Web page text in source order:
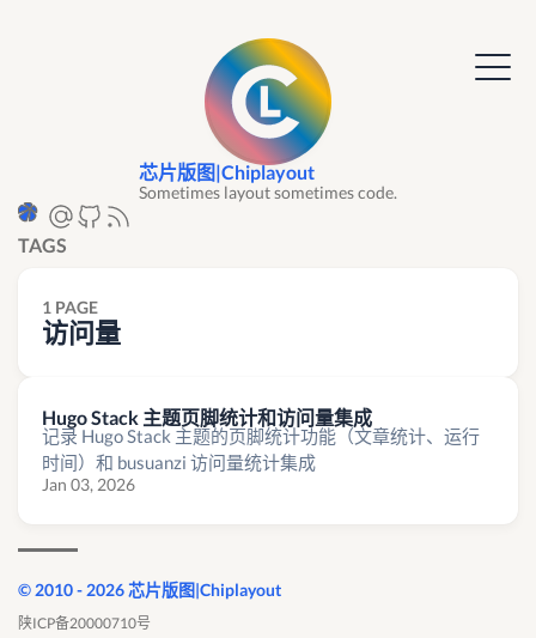
芯片版图|Chiplayout
Sometimes layout sometimes code.
TAGS
1 PAGE
访问量
Hugo Stack 主题页脚统计和访问量集成
记录 Hugo Stack 主题的页脚统计功能（文章统计、运行
时间）和 busuanzi 访问量统计集成
Jan 03, 2026
© 2010 - 2026 芯片版图|Chiplayout
陕ICP备20000710号